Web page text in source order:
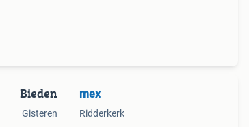
Bieden
Gisteren
mex
Ridderkerk